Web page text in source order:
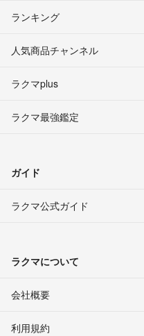
ランキング
人気商品チャンネル
ラクマplus
ラクマ最強鑑定
ガイド
ラクマ公式ガイド
ラクマについて
会社概要
利用規約